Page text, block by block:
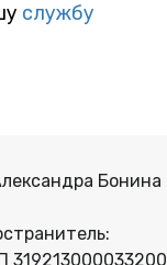
службу
Бонина
319213000033200